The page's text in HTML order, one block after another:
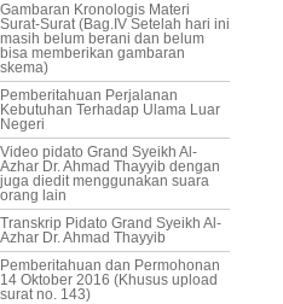
Gambaran Kronologis Materi
Surat-Surat (Bag.IV Setelah hari ini
masih belum berani dan belum
bisa memberikan gambaran
skema)
Pemberitahuan Perjalanan
Kebutuhan Terhadap Ulama Luar
Negeri
Video pidato Grand Syeikh Al-
Azhar Dr. Ahmad Thayyib dengan
juga diedit menggunakan suara
orang lain
Transkrip Pidato Grand Syeikh Al-
Azhar Dr. Ahmad Thayyib
Pemberitahuan dan Permohonan
14 Oktober 2016 (Khusus upload
surat no. 143)